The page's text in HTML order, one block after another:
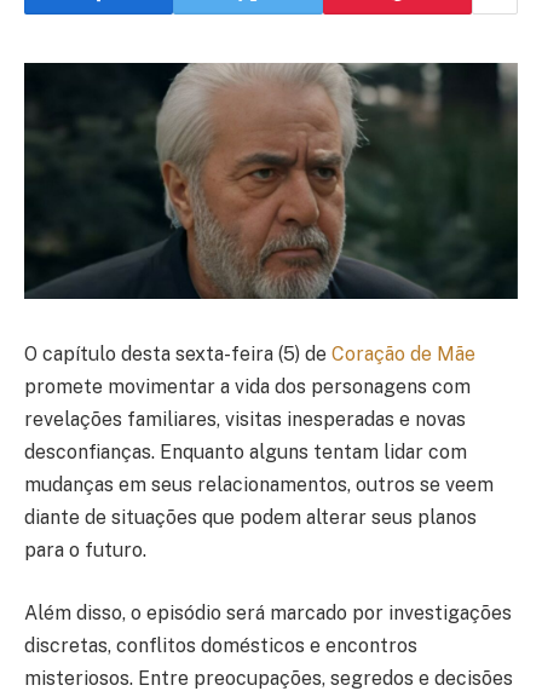
O capítulo desta sexta-feira (5) de Coração de Mãe
promete movimentar a vida dos personagens com
revelações familiares, visitas inesperadas e novas
desconfianças. Enquanto alguns tentam lidar com
mudanças em seus relacionamentos, outros se veem
diante de situações que podem alterar seus planos
para o futuro.
Além disso, o episódio será marcado por investigações
discretas, conflitos domésticos e encontros
misteriosos. Entre preocupações, segredos e decisões